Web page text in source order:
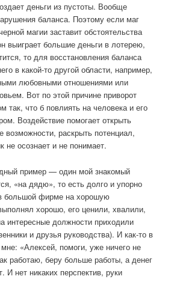
деньги из пустоты. Вообще
баланса. Поэтому если маг
магии заставит обстоятельства
выиграет большие деньги в лотерею,
то для восстановления баланса
в какой-то другой области, например,
любовными отношениями или
Вот по этой причине приворот
так, что б повлиять на человека и его
Воздействие помогает открыть
возможности, раскрыть потенциал,
не осознает и не понимает.
пример — один мой знакомый
«на дядю», то есть долго и упорно
большой фирме на хорошую
хорошо, его ценили, хвалили,
интересные должности приходили
и друзья руководства). И как-то в
мне: «Алексей, помоги, уже ничего не
работаю, беру больше работы, а денег
И нет никаких перспектив, руки